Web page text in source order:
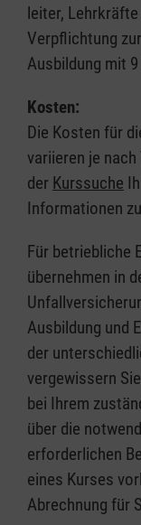
leiter,
Verpflichtung
Ausbildung mit
Kosten:
Die Kosten für
variieren je
der Kurssuche
Informationen
Für betriebliche
übernehmen in
Ausbildung und
der
vergewissern
bei Ihrem
über die
erforderlichen
eines Kurses
Abrechnung für